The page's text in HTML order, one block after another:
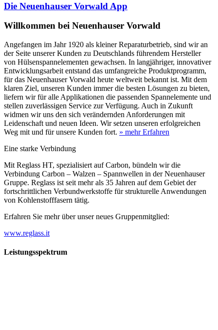
Die Neuenhauser Vorwald App
Willkommen bei Neuenhauser Vorwald
Angefangen im Jahr 1920 als kleiner Reparaturbetrieb, sind wir an
der Seite unserer Kunden zu Deutschlands führendem Hersteller
von Hülsenspannelementen gewachsen. In langjähriger, innovativer
Entwicklungsarbeit entstand das umfangreiche Produktprogramm,
für das Neuenhauser Vorwald heute weltweit bekannt ist. Mit dem
klaren Ziel, unseren Kunden immer die besten Lösungen zu bieten,
liefern wir für alle Applikationen die passenden Spannelemente und
stellen zuverlässigen Service zur Verfügung. Auch in Zukunft
widmen wir uns den sich verändernden Anforderungen mit
Leidenschaft und neuen Ideen. Wir setzen unseren erfolgreichen
Weg mit und für unsere Kunden fort. » mehr Erfahren
Eine starke Verbindung
Mit Reglass HT, spezialisiert auf Carbon, bündeln wir die
Verbindung Carbon – Walzen – Spannwellen in der Neuenhauser
Gruppe. Reglass ist seit mehr als 35 Jahren auf dem Gebiet der
fortschrittlichen Verbundwerkstoffe für strukturelle Anwendungen
von Kohlenstofffasern tätig.
Erfahren Sie mehr über unser neues Gruppenmitglied:
www.reglass.it
Leistungsspektrum